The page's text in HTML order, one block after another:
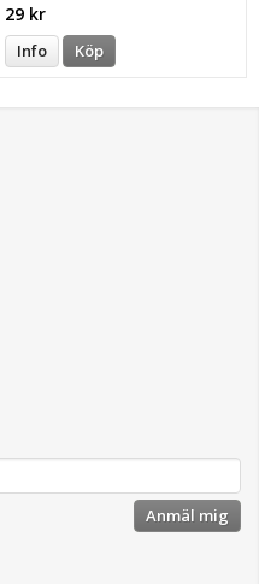
29 kr
Info Köp
Anmäl mig